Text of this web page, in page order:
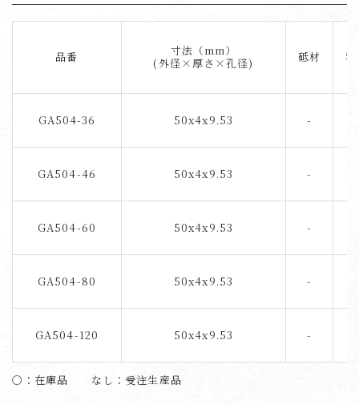
品番
寸法（mm）
(外径×厚さ×孔径)
砥材
GA504-36 50x4x9.53 -
GA504-46 50x4x9.53 -
GA504-60 50x4x9.53 -
GA504-80 50x4x9.53 -
GA504-120 50x4x9.53 -
〇：在庫品 なし：受注生産品